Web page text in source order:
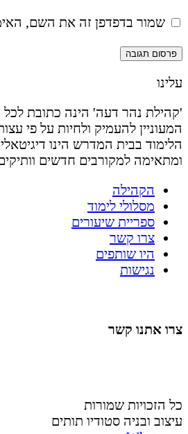
שמור בדפדפן זה את השם,
עלינו
'קהילת נהר דעה' הינה כתובת
המעוניין להעמיק ולחיות על פי
הלימוד בבית המדרש הינו
ומתאימה למקורבים חדשים
הקהילה
מסלולי לימוד
ספריית שיעורים
צרו קשר
היו שותפים
נגישות
צרו אתנו קשר
כל הזכויות שמורות
עיצוב ובניה סטודיו תותים